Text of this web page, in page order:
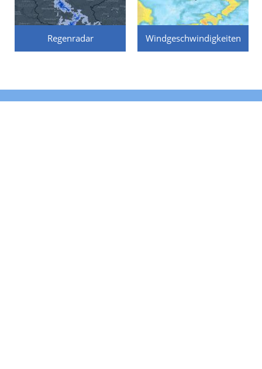
Regenradar Windgeschwindigkeiten